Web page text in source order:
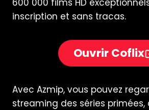
600 000 films HD
inscription et sans tracas.
Ouvrir Coflix
Avec Azmip, vous pouvez
streaming des séries primées,